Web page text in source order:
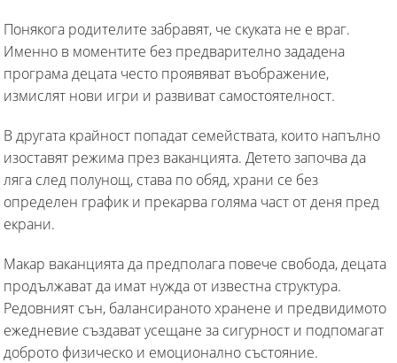
Понякога родителите забравят, че скуката не е враг.
Именно в моментите без предварително зададена
програма децата често проявяват въображение,
измислят нови игри и развиват самостоятелност.
В другата крайност попадат семействата, които напълно
изоставят режима през ваканцията. Детето започва да
ляга след полунощ, става по обяд, храни се без
определен график и прекарва голяма част от деня пред
екрани.
Макар ваканцията да предполага повече свобода, децата
продължават да имат нужда от известна структура.
Редовният сън, балансираното хранене и предвидимото
ежедневие създават усещане за сигурност и подпомагат
доброто физическо и емоционално състояние.